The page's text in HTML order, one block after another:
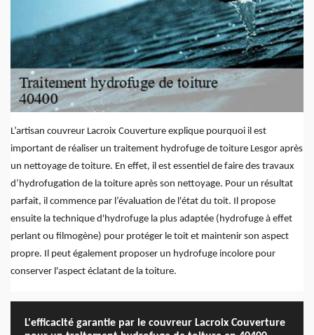
L’artisan couvreur Lacroix Couverture explique pourquoi il est
important de réaliser un traitement hydrofuge de toiture Lesgor après
un nettoyage de toiture. En effet, il est essentiel de faire des travaux
d’hydrofugation de la toiture après son nettoyage. Pour un résultat
parfait, il commence par l’évaluation de l'état du toit. Il propose
ensuite la technique d'hydrofuge la plus adaptée (hydrofuge à effet
perlant ou filmogène) pour protéger le toit et maintenir son aspect
propre. Il peut également proposer un hydrofuge incolore pour
conserver l'aspect éclatant de la toiture.
L'efficacité garantie par le couvreur Lacroix Couverture